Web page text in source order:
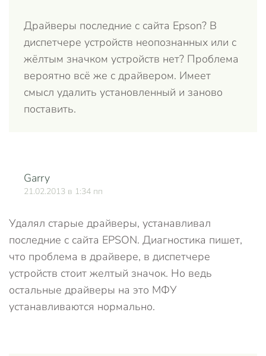
Драйверы последние с сайта Epson? В
диспетчере устройств неопознанных или с
жёлтым значком устройств нет? Проблема
вероятно всё же с драйвером. Имеет
смысл удалить установленный и заново
поставить.
Garry
21.02.2013 в 1:34 пп
Удалял старые драйверы, устанавливал
последние с сайта EPSON. Диагностика пишет,
что проблема в драйвере, в диспетчере
устройств стоит желтый значок. Но ведь
остальные драйверы на это МФУ
устанавливаются нормально.